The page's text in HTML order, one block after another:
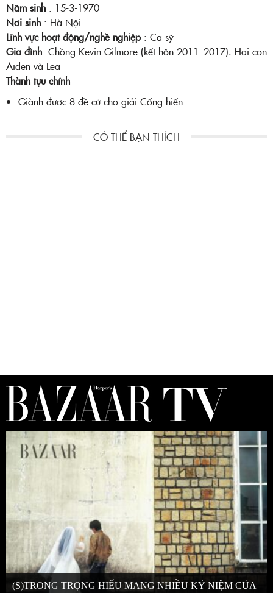
Năm sinh : 15-3-1970
Nơi sinh : Hà Nội
Lĩnh vực hoạt động/nghề nghiệp : Ca sỹ
Gia đình: Chồng Kevin Gilmore (kết hôn 2011–2017). Hai con
Aiden và Lea
Thành tựu chính
Giành được 8 đề cử cho giải Cống hiến
(S)TRONG TRỌNG HIẾU MANG NHIỀU KỶ NIỆM CỦA